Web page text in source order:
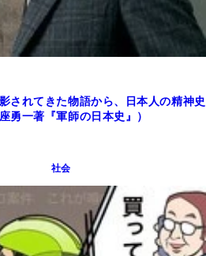
されてきた物語から、日本人の精神史
勇一著『軍師の日本史』）
社会